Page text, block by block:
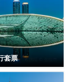
尚，整體風格
處體現人性化
精品早餐、寬敞
場接機（需預
繫當值司機
T2航站樓-三
務，送站時間
第二場煙花結束
套票